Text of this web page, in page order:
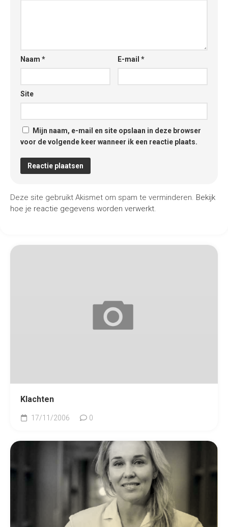
Naam * E-mail*
Site
Mijn naam, e-mail en site opslaan in deze browser
voor de volgende keer wanneer ik een reactie plaats.
Deze site gebruikt Akismet om spam te verminderen. Bekijk
hoe je reactie gegevens worden verwerkt.
Klachten
17/11/2006 0